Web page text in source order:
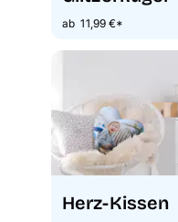
ab 11,99 €*
Herz-Kissen